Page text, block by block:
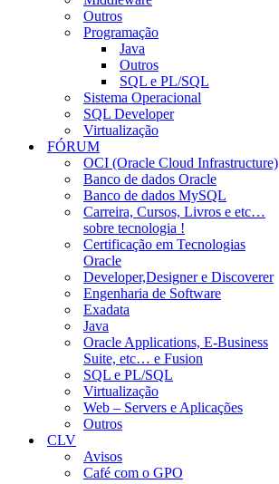
Outros
Programação
Java
Outros
SQL e PL/SQL
Sistema Operacional
SQL Developer
Virtualização
FÓRUM
OCI (Oracle Cloud Infrastructure)
Banco de dados Oracle
Banco de dados MySQL
Carreira, Cursos, Livros e etc…
sobre tecnologia !
Certificação em Tecnologias
Oracle
Developer,Designer e Discoverer
Engenharia de Software
Exadata
Java
Oracle Applications, E-Business
Suite, etc… e Fusion
SQL e PL/SQL
Virtualização
Web – Servers e Aplicações
Outros
CLV
Avisos
Café com o GPO